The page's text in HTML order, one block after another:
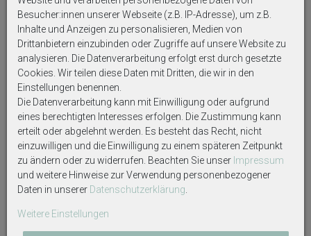
Nicht Trockner geeignet.
Der Bezug kann bei mittlerer Temperatur gebügelt
werden.
Nicht für die chemische Reinigung geeignet.
Weitere interessante Artikel
Besucher:innen unserer Webseite (z.B. IP-Adresse), um z.B.
Inhalte und Anzeigen zu personalisieren, Medien von
Drittanbietern einzubinden oder Zugriffe auf unsere Website zu
analysieren. Die Datenverarbeitung erfolgt erst durch gesetzte
Cookies. Wir teilen diese Daten mit Dritten, die wir in den
Einstellungen benennen.
Die Datenverarbeitung kann mit Einwilligung oder aufgrund
eines berechtigten Interesses erfolgen. Die Zustimmung kann
erteilt oder abgelehnt werden. Es besteht das Recht, nicht
einzuwilligen und die Einwilligung zu einem späteren Zeitpunkt
zu ändern oder zu widerrufen. Beachten Sie unser Impressum
und weitere Hinweise zur Verwendung personenbezogener
Daten in unserer Daten­schutz­erklärung
Weitere Einstellungen